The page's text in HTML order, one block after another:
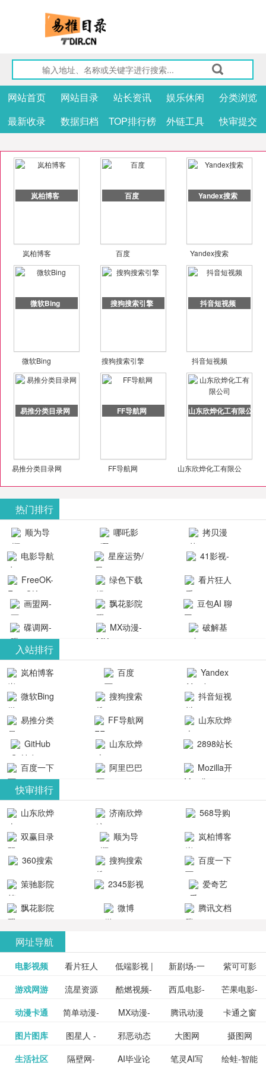
网站首页 网站目录 站长资讯 娱乐休闲
分类浏览
最新收录
数据归档 TOP排行榜 外链工具 快审提交
岚柏博客
岚柏博客
百度
百度
Yandex搜索
Yandex搜索
微软Bing
微软Bing
搜狗搜索引擎
搜狗搜索引擎
抖音短视频
抖音短视频
易推分类目录网
易推分类目录网
FF导航网
FF导航网
山东欣烨化工有限公司
山东欣烨化工有限公
热门排行
顺为导
航-办公运营
哪吒影
院-哪吒影院
提供最新、
最全的高清
电影、电视
剧、动漫和
综艺节目免
费观看。平
台内容丰
富，更新快
速，支持在
线观看，满
足各类影迷
需求，提供
无广告、高
清流畅的观
影体验。
拷贝漫
画-官网
动漫综合
电影导航
- 免费看电影
就来这！ | 快
导航网-免费
看电影就来
这！收录大
量免费看电
影网站！
星座运势/
最星座/美国
神婆星座网
41影视-
聚合最近好
看的电视剧
最新电影网
站-41影视为
成全短剧电
视剧、电视
剧大全、好
看的电视
剧、最新的
电影在线观
看，神马影
最新好看的
剧片、爱情
片、搞笑片
等全新电
影，是影
FreeOK-
FreeOK影视
官网-最新影
视资源|追剧
也很卷
绿色下载
吧
看片狂人
- 高清视频资
源免费在线
观看
画盟网-
画师联盟官
网
_huashilm.com_
动漫综合
飘花影院
网
豆包AI 聊
天智能对话
网页版入口
碟调网-
碟调网为您
提供最新电
视剧和2025
年最新电影
的在线观
看，快来碟
调电影网在
线观看最新
热门影视作
MX动漫-
漫免费在线
观看
破解基
整合当前互
联网最新最
全最优质的
软件免费下
载、资源免
费共享、技
术教程学习
台！整合破
合破解游
戏、整合安
卓破解软件
分享与下
载！旨在打
件共享站、
资源
入站排行
岚柏博客 百度
Yandex
搜索
微软Bing
搜狗搜索
引擎
抖音短视
频
易推分类
目录网
FF导航网
山东欣烨
化工有限公
GitHub
山东欣烨
生物科技有
2898站长
资源平台
百度一下
阿里巴巴
Mozilla开
快审排行
山东欣烨
生物科技有
济南欣烨
科技有限公
568导购
网
双赢目录
顺为导
航-办公运营
岚柏博客
360搜索
搜狗搜索
百度一下
策驰影院
2345影视
大全
爱奇艺
VIP会员
飘花影院
微博 腾讯文档
网址导航
电影视频 看片狂人 低端影视 |
免费高清
在线电影
新剧场-一
个网盘资
源分享小
紫可可影
视-紫可可,
免费提供
泡剧网_最
新电视剧
免费在线
更多>>
游戏网游 流星资源
网-流星蝴
蝶剑官网
酷燃视频-
致力于打
造中国领
西瓜电影-
西瓜视频
网站电影
芒果电影-
芒果TV网
站电影频
豆瓣电影-
豆瓣电影
更多>>
动漫卡通 简单动漫-
日本动画
MX动漫-
最新最全
腾讯动漫
频道
卡通之窗
三毛漫画
网
更多>>
图片图库 图星人 -
设计图片
邪恶动态
图片大全
大图网
摄图网
图行天下
更多>>
生活社区 隔壁网- AI毕业论 笔灵AI写 绘蛙-智能